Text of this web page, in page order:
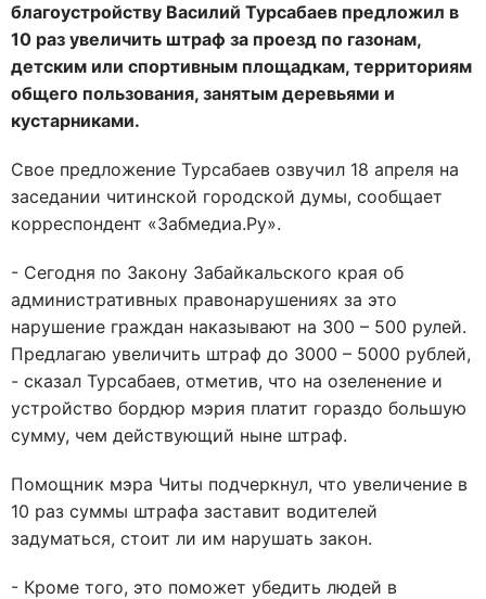
благоустройству Василий Турсабаев предложил в
10 раз увеличить штраф за проезд по газонам,
детским или спортивным площадкам, территориям
общего пользования, занятым деревьями и
кустарниками.
Свое предложение Турсабаев озвучил 18 апреля на
заседании читинской городской думы, сообщает
корреспондент «Забмедиа.Ру».
- Сегодня по Закону Забайкальского края об
административных правонарушениях за это
нарушение граждан наказывают на 300 – 500 рулей.
Предлагаю увеличить штраф до 3000 – 5000 рублей,
- сказал Турсабаев, отметив, что на озеленение и
устройство бордюр мэрия платит гораздо большую
сумму, чем действующий ныне штраф.
Помощник мэра Читы подчеркнул, что увеличение в
10 раз суммы штрафа заставит водителей
задуматься, стоит ли им нарушать закон.
- Кроме того, это поможет убедить людей в